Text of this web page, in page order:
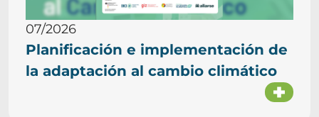
07/2026
Planificación e implementación de
la adaptación al cambio climático